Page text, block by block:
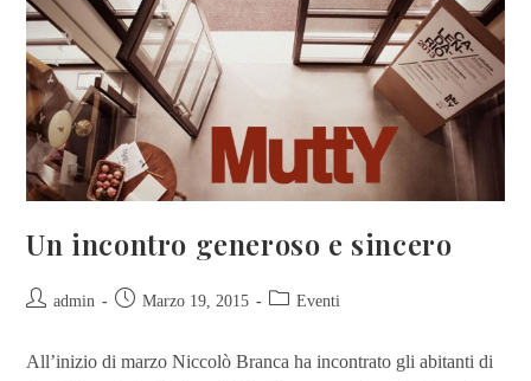
Un incontro generoso e sincero
admin Marzo 19, 2015 Eventi
All’inizio di marzo Niccolò Branca ha incontrato gli abitanti di